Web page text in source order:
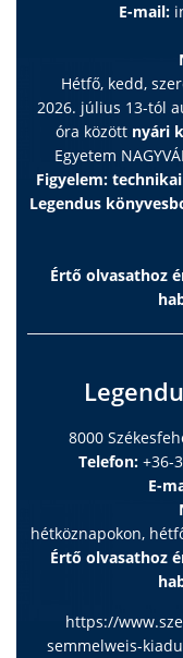
E-mail:
Hétfő, kedd,
2026. július 13-tól
óra között nyári
Egyetem
Figyelem:
Legendus
Értő olvasathoz
8000
Telefon: +36-
E-
hétköznapokon,
Értő olvasathoz
https://
semmelweis-